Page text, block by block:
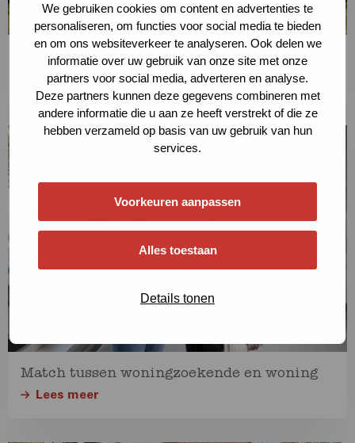
We gebruiken cookies om content en advertenties te
personaliseren, om functies voor social media te bieden
en om ons websiteverkeer te analyseren. Ook delen we
informatie over uw gebruik van onze site met onze
partners voor social media, adverteren en analyse.
Deze partners kunnen deze gegevens combineren met
andere informatie die u aan ze heeft verstrekt of die ze
hebben verzameld op basis van uw gebruik van hun
services.
Voorkeuren aanpassen
Alles toestaan
Details tonen
Voldoende betaalbare huurwoningen
Lees meer
Match tussen woningzoekende en woning
Lees meer
Lees
meer
over
meer